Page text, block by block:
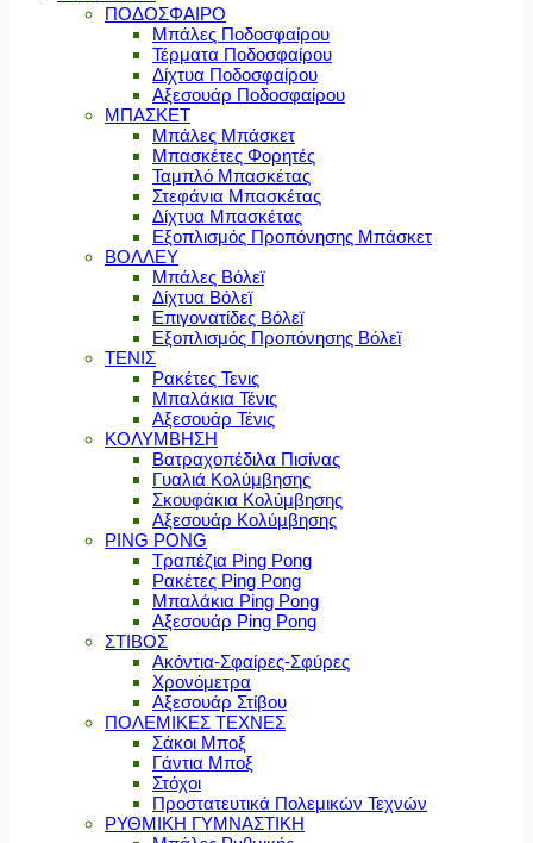
ΠΟΔΟΣΦΑΙΡΟ
Μπάλες Ποδοσφαίρου
Τέρματα Ποδοσφαίρου
Δίχτυα Ποδοσφαίρου
Αξεσουάρ Ποδοσφαίρου
ΜΠΑΣΚΕΤ
Μπάλες Μπάσκετ
Μπασκέτες Φορητές
Ταμπλό Μπασκέτας
Στεφάνια Μπασκέτας
Δίχτυα Μπασκέτας
Εξοπλισμός Προπόνησης Μπάσκετ
ΒΟΛΛΕΥ
Μπάλες Βόλεϊ
Δίχτυα Βόλεϊ
Επιγονατίδες Βόλεϊ
Εξοπλισμός Προπόνησης Βόλεϊ
ΤΕΝΙΣ
Ρακέτες Τενις
Μπαλάκια Τένις
Αξεσουάρ Τένις
ΚΟΛΥΜΒΗΣΗ
Βατραχοπέδιλα Πισίνας
Γυαλιά Κολύμβησης
Σκουφάκια Κολύμβησης
Αξεσουάρ Κολύμβησης
PING PONG
Τραπέζια Ping Pong
Ρακέτες Ping Pong
Μπαλάκια Ping Pong
Αξεσουάρ Ping Pong
ΣΤΙΒΟΣ
Ακόντια-Σφαίρες-Σφύρες
Χρονόμετρα
Αξεσουάρ Στίβου
ΠΟΛΕΜΙΚΕΣ ΤΕΧΝΕΣ
Σάκοι Μποξ
Γάντια Μποξ
Στόχοι
Προστατευτικά Πολεμικών Τεχνών
ΡΥΘΜΙΚΗ ΓΥΜΝΑΣΤΙΚΗ